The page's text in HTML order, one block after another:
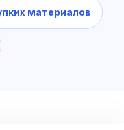
материалов